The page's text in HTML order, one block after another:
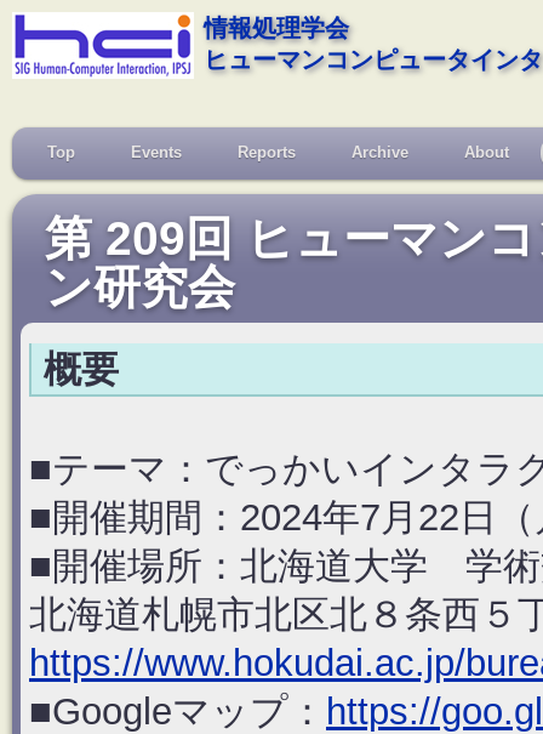
情報処理学会
ヒューマンコンピュータイン
Top Events Reports Archive About
第 209回 ヒューマン
ン研究会
概要
■テーマ：でっかいインタラ
■開催期間：2024年7月22日
■開催場所：北海道大学 学
北海道札幌市北区北８条西５
https://www.hokudai.ac.jp/
■Googleマップ： https://